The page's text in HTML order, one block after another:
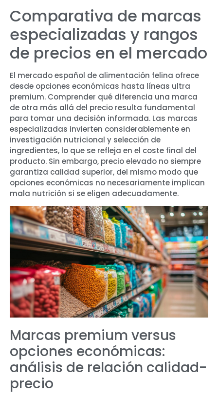
Comparativa de marcas
especializadas y rangos
de precios en el mercado
El mercado español de alimentación felina ofrece
desde opciones económicas hasta líneas ultra
premium. Comprender qué diferencia una marca
de otra más allá del precio resulta fundamental
para tomar una decisión informada. Las marcas
especializadas invierten considerablemente en
investigación nutricional y selección de
ingredientes, lo que se refleja en el coste final del
producto. Sin embargo, precio elevado no siempre
garantiza calidad superior, del mismo modo que
opciones económicas no necesariamente implican
mala nutrición si se eligen adecuadamente.
Marcas premium versus
opciones económicas:
análisis de relación calidad-
precio